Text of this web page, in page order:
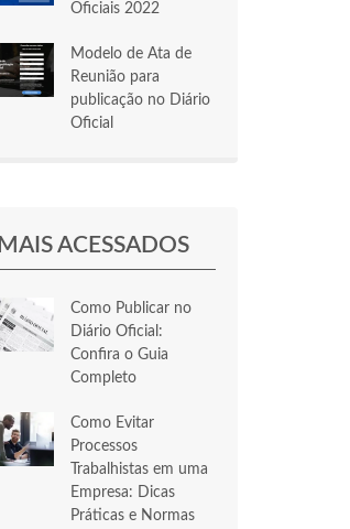
Oficiais 2022
Modelo de Ata de
Reunião para
publicação no Diário
Oficial
MAIS ACESSADOS
Como Publicar no
Diário Oficial:
Confira o Guia
Completo
Como Evitar
Processos
Trabalhistas em uma
Empresa: Dicas
Práticas e Normas